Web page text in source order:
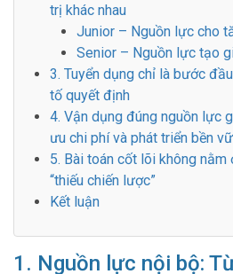
trị khác nhau
Junior – Nguồn lực cho
Senior – Nguồn lực tạo
3. Tuyển dụng chỉ là bước
tố quyết định
4. Vận dụng đúng nguồn lực
ưu chi phí và phát triển bền
5. Bài toán cốt lõi không nằm
“thiếu chiến lược”
Kết luận
1. Nguồn lực nội bộ: